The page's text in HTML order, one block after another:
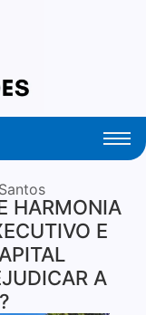
HARMONIA
E
A